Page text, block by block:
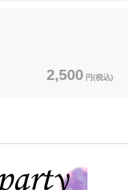
2,500 円(税込)